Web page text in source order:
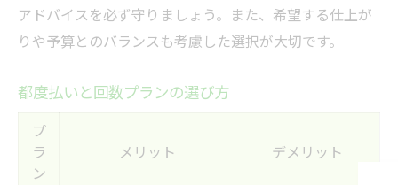
アドバイスを必ず守りましょう。また、希望する仕上が
りや予算とのバランスも考慮した選択が大切です。
都度払いと回数プランの選び方
プ
ラ
ン
メリット デメリット